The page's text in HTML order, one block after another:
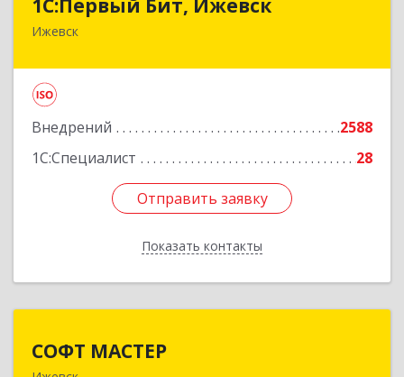
Ижевск
Внедрений
2588
1С:Специалист
28
Отправить заявку
Показать контакты
Отправить заявку
Назад
СОФТ МАСТЕР